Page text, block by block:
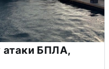
атаки БПЛА,